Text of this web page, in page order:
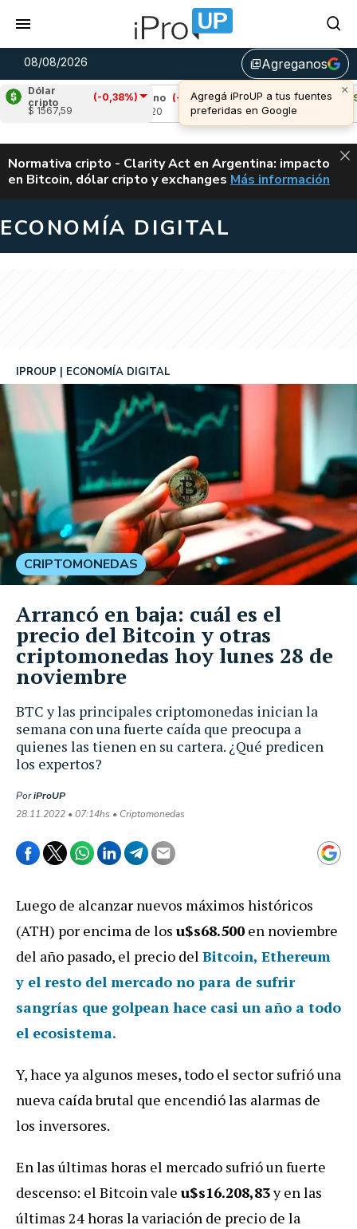
08/08/2026 library_addAgreganos
Dólar
cripto
(-0,38%)
$ 1567,59
Cardano (-1,32%)
Avalanche (1,99%)
u$s 6,55
ALERTA
Normativa cripto - Clarity Act en Argentina: impacto
en Bitcoin, dólar cripto y exchanges CLARITY ACT EN
Más información
ECONOMÍA DIGITAL
BTC y las principales criptomonedas inician la
semana con una fuerte caída que preocupa a
quienes las tienen en su cartera. ¿Qué predicen
los expertos?
IPROUP ECONOMÍA DIGITAL
PoriProUP
28.11.2022 • 07:14hs • Criptomonedas
CRIPTOMONEDAS
Arrancó en baja: cuál es el
precio del Bitcoin y otras
criptomonedas hoy lunes 28 de
noviembre
Luego de alcanzar nuevos máximos históricos
(ATH) por encima de los u$s68.500 en noviembre
del año pasado, el precio del Bitcoin, Ethereum
y el resto del mercado no para de sufrir
sangrías que golpean hace casi un año a todo
el ecosistema.
Y, hace ya algunos meses, todo el sector sufrió una
nueva caída brutal que encendió las alarmas de
los inversores.
En las últimas horas el mercado sufrió un fuerte
descenso: el Bitcoin vale u$s16.208,83y en las
últimas 24 horas la variación de precio de la